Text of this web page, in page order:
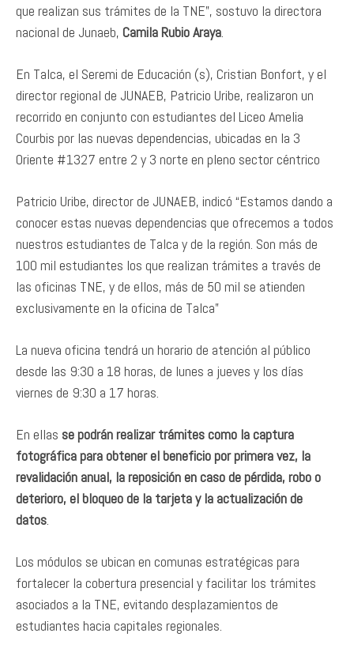
que realizan sus trámites de la TNE”, sostuvo la directora
nacional de Junaeb, Camila Rubio Araya
En Talca, el Seremi de Educación (s), Cristian Bonfort, y el
director regional de JUNAEB, Patricio Uribe, realizaron un
recorrido en conjunto con estudiantes del Liceo Amelia
Courbis por las nuevas dependencias, ubicadas en la 3
Oriente #1327 entre 2 y 3 norte en pleno sector céntrico
Patricio Uribe, director de JUNAEB, indicó “Estamos dando a
conocer estas nuevas dependencias que ofrecemos a todos
nuestros estudiantes de Talca y de la región. Son más de
100 mil estudiantes los que realizan trámites a través de
las oficinas TNE, y de ellos, más de 50 mil se atienden
exclusivamente en la oficina de Talca”
La nueva oficina tendrá un horario de atención al público
desde las 9:30 a 18 horas, de lunes a jueves y los días
viernes de 9:30 a 17 horas.
En ellas se podrán realizar trámites como la captura
fotográfica para obtener el beneficio por primera vez, la
revalidación anual, la reposición en caso de pérdida, robo o
deterioro, el bloqueo de la tarjeta y la actualización de
datos
Los módulos se ubican en comunas estratégicas para
fortalecer la cobertura presencial y facilitar los trámites
asociados a la TNE, evitando desplazamientos de
estudiantes hacia capitales regionales.